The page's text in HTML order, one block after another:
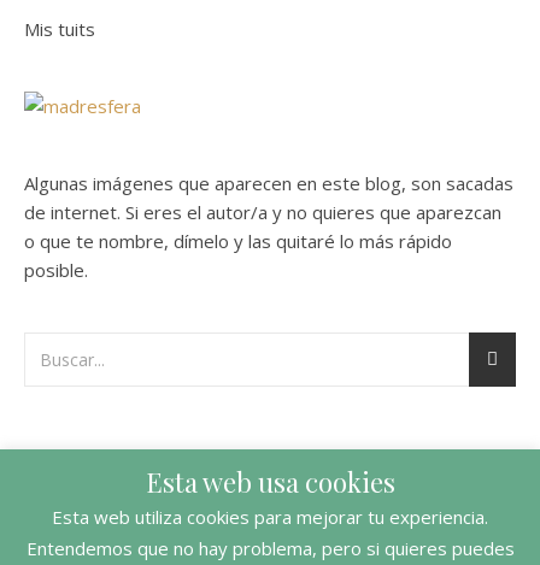
Mis tuits
Algunas imágenes que aparecen en este blog, son sacadas
de internet. Si eres el autor/a y no quieres que aparezcan
o que te nombre, dímelo y las quitaré lo más rápido
posible.
Esta web usa cookies
Esta web utiliza cookies para mejorar tu experiencia.
Entendemos que no hay problema, pero si quieres puedes